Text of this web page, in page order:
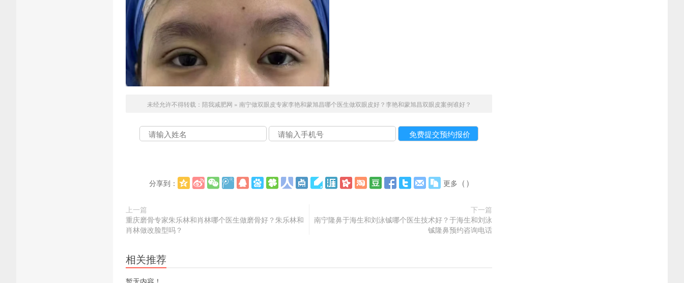
未经允许不得转载： 陪我减肥网 » 南宁做双眼皮专家李艳和蒙旭昌哪个医生做双眼皮好？李艳和蒙旭昌双眼皮案例谁好？
分享到： 更多 ( )
上一篇
重庆磨骨专家朱乐林和肖林哪个医生做磨骨好？朱乐林和
肖林做改脸型吗？
下一篇
南宁隆鼻于海生和刘泳铖哪个医生技术好？于海生和刘泳
铖隆鼻预约咨询电话
相关推荐
暂无内容！